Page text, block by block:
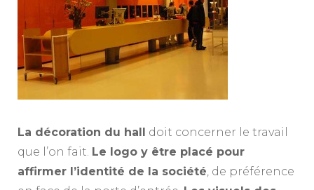
La décoration du hall doit concerner le travail
que l’on fait. Le logo y être placé pour
affirmer l’identité de la société , de préférence